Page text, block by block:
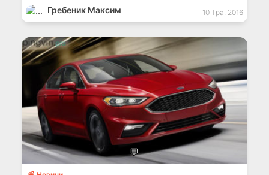
ще […]
Гребеник Максим 10 Тра, 2016
💬